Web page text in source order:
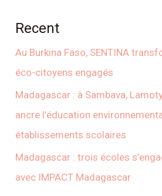
Recent
Au Burkina Faso, SENTINA
éco-citoyens engagés
Madagascar : à Sambava,
ancre l’éducation
établissements scolaires
Madagascar : trois écoles
avec IMPACT Madagascar